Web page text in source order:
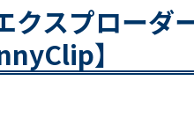
クスプロー
】